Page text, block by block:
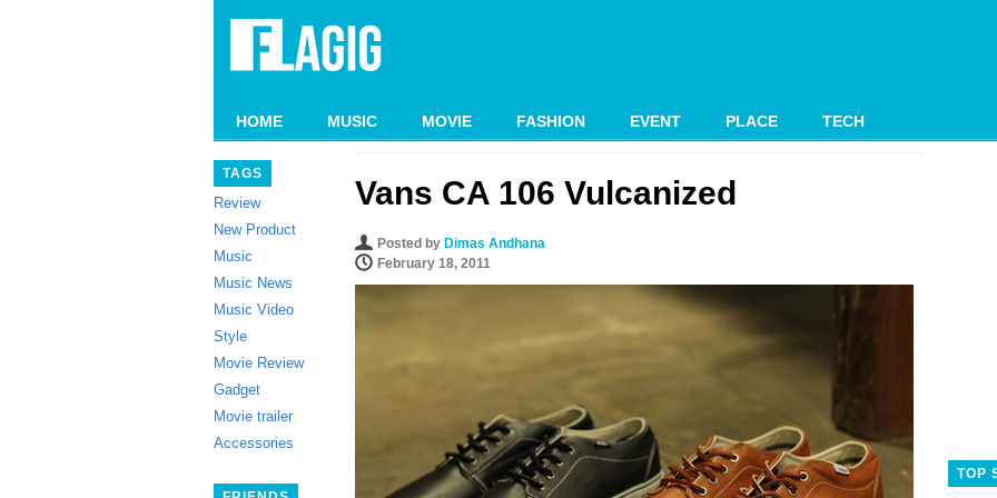
HOME MUSIC MOVIE FASHION EVENT PLACE TECH
TAGS
Review
New Product
Music
Music News
Music Video
Style
Movie Review
Gadget
Movie trailer
Accessories
Vans CA 106 Vulcanized
Posted by Dimas Andhana
February 18, 2011
TOP